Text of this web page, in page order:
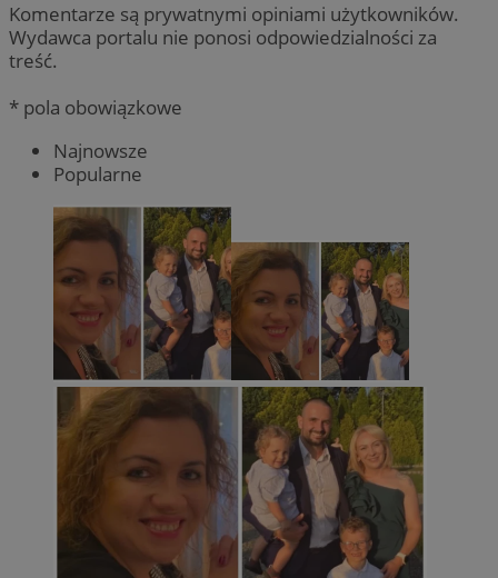
Komentarze są prywatnymi opiniami użytkowników.
Wydawca portalu nie ponosi odpowiedzialności za
treść.
* pola obowiązkowe
Najnowsze
Popularne